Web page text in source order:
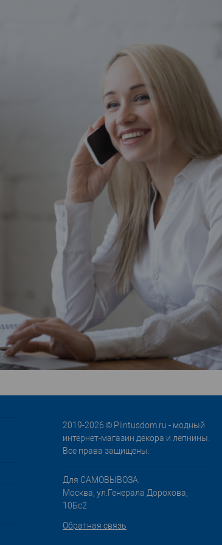
В наличии
2019-2026 © Plintusdom.ru - модный
интернет-магазин декора и лепнины.
Все права защищены.
Для САМОВЫВОЗА:
Москва, ул.Генерала Дорохова,
10Бс2
Обратная связь